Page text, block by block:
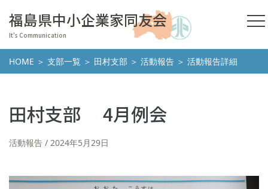
福島県中小企業家同友会
It's Communication
HOME ＞ 支部一覧 ＞ 田村支部 ＞ 活動報告 ＞ 活動報告詳細
田村支部 4月例会
活動報告 2024年5月29日